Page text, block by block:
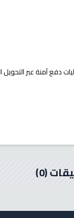
دفع آمنة عبر
(0)